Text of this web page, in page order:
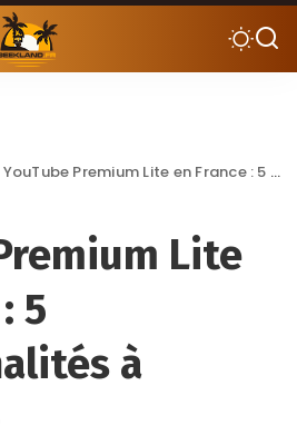
YouTube Premium Lite en France : 5 Fonctionnalités à Connaître
Lite
5
à